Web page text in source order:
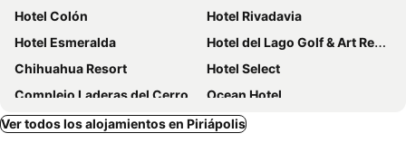
Hotel Colón
Hotel Rivadavia
Hotel Esmeralda
Hotel del Lago Golf & Art Resort
Chihuahua Resort
Hotel Select
Complejo Laderas del Cerro
Ocean Hotel
Hotel Centro
Punta del Este Arenas Hotel & Resort
Ver todos los alojamientos en Piriápolis